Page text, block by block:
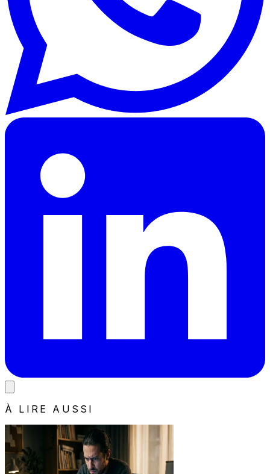
À LIRE AUSSI